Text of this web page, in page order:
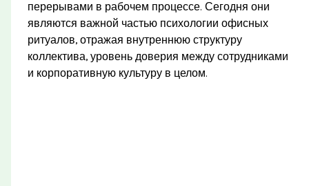
перерывами в рабочем процессе. Сегодня они
являются важной частью психологии офисных
ритуалов, отражая внутреннюю структуру
коллектива, уровень доверия между сотрудниками
и корпоративную культуру в целом.